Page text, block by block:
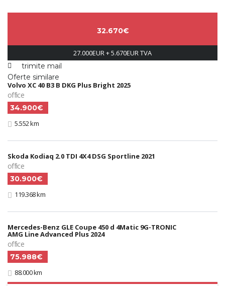
32.670€
27.000EUR + 5.670EUR TVA
trimite mail
Oferte similare
Volvo XC 40 B3 B DKG Plus Bright 2025
office
34.900€
5.552 km
Skoda Kodiaq 2.0 TDI 4X4 DSG Sportline 2021
office
30.900€
119.368 km
Mercedes-Benz GLE Coupe 450 d 4Matic 9G-TRONIC
AMG Line Advanced Plus 2024
office
75.988€
88.000 km